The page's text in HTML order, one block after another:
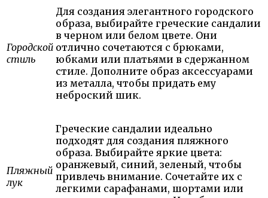
Городской
стиль
Для создания элегантного городского
образа, выбирайте греческие сандалии
в черном или белом цвете. Они
отлично сочетаются с брюками,
юбками или платьями в сдержанном
стиле. Дополните образ аксессуарами
из металла, чтобы придать ему
неброский шик.
Пляжный
лук
Греческие сандалии идеально
подходят для создания пляжного
образа. Выбирайте яркие цвета:
оранжевый, синий, зеленый, чтобы
привлечь внимание. Сочетайте их с
легкими сарафанами, шортами или